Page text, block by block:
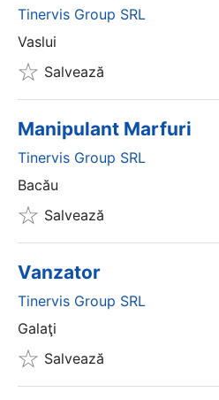
Tinervis Group SRL
Vaslui
Salvează
Manipulant Marfuri
Tinervis Group SRL
Bacău
Salvează
Vanzator
Tinervis Group SRL
Galaţi
Salvează